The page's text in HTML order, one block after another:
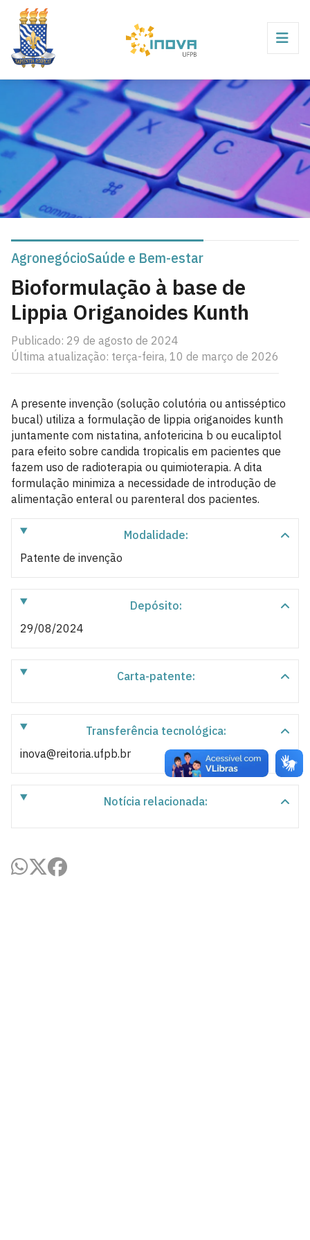
AgronegócioSaúde e Bem-estar
Bioformulação à base de
Lippia Origanoides Kunth
Publicado: 29 de agosto de 2024
Última atualização: terça-feira, 10 de março de 2026
A presente invenção (solução colutória ou antisséptico
bucal) utiliza a formulação de lippia origanoides kunth
juntamente com nistatina, anfotericina b ou eucaliptol
para efeito sobre candida tropicalis em pacientes que
fazem uso de radioterapia ou quimioterapia. A dita
formulação minimiza a necessidade de introdução de
alimentação enteral ou parenteral dos pacientes.
Modalidade:
Patente de invenção
Depósito:
29/08/2024
Carta-patente:
Transferência tecnológica:
inova@reitoria.ufpb.br
Notícia relacionada: